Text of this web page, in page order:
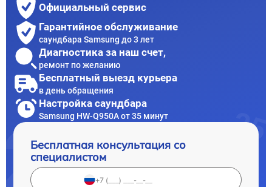
Официальный сервис
Гарантийное обслуживание
саундбара Samsung до 3 лет
Диагностика за наш счет,
ремонт по желанию
Бесплатный выезд курьера
в день обращения
Настройка саундбара
Samsung HW-Q950A от 35 минут
Бесплатная консультация со
специалистом